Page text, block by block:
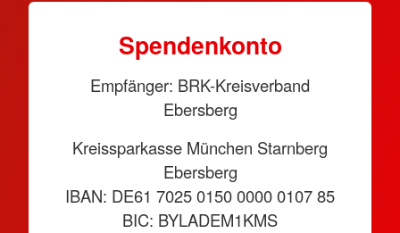
Spendenkonto
Empfänger: BRK-Kreisverband
Ebersberg
Kreissparkasse München Starnberg
Ebersberg
IBAN: DE61 7025 0150 0000 0107 85
BIC: BYLADEM1KMS